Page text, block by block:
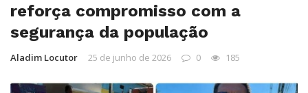
reforça compromisso com a
segurança da população
Aladim Locutor 25 de junho de 2026 0 185